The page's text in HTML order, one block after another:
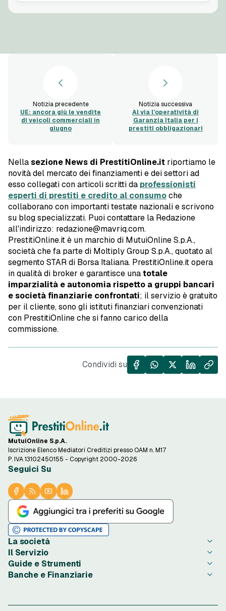
Notizia precedente
UE: ancora giù le vendite
di veicoli commerciali in
giugno
Notizia successiva
Al via l’operatività di
Garanzia Italia per i
prestiti obbligazionari
Nellasezione News di PrestitiOnline.it riportiamo le
novità del mercato dei finanziamenti e dei settori ad
esso collegati con articoli scritti da professionisti
esperti di prestiti e credito al consumoche
collaborano con importanti testate nazionali e scrivono
su blog specializzati. Puoi contattare la Redazione
all'indirizzo: redazione@mavriq.com.
PrestitiOnline.it è un marchio di MutuiOnline S.p.A.,
società che fa parte di Moltiply Group S.p.A., quotato al
segmento STAR di Borsa Italiana. PrestitiOnline.it opera
in qualità di broker e garantisce unatotale
imparzialità e autonomia rispetto a gruppi bancari
e società finanziarie confrontati; il servizio è gratuito
per il cliente, sono gli istituti finanziari convenzionati
con PrestitiOnline che si fanno carico della
commissione.
Condividi su
MutuiOnline S.p.A.
Iscrizione Elenco Mediatori Creditizi presso OAM n. M17
P. IVA 13102450155 - Copyright 2000-2026
Seguici Su
La società
Chi è PrestitiOnline.it
Contatta PrestitiOnline.it
Opinioni degli Utenti
Rassegna Stampa
Il Servizio
Come Funziona
Condizioni di Utilizzo
Preferenze Cookie
Guide e Strumenti
Guide Prestiti
Finalità Prestiti
Banche e Finanziarie
BNL